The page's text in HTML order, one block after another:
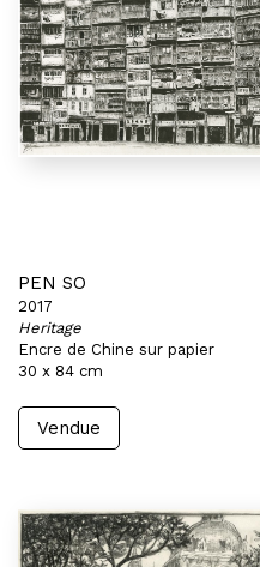
PEN SO
2017
Heritage
Encre de Chine sur papier
30 x 84 cm
Vendue